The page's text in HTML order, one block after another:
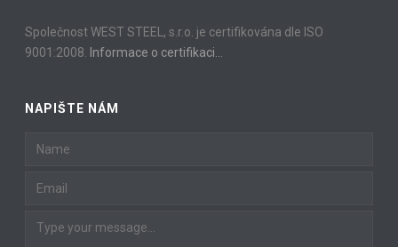
Společnost WEST STEEL, s.r.o. je certifikována dle ISO
9001:2008.
Informace o certifikaci…
NAPIŠTE NÁM